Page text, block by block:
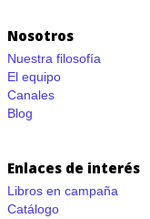
Nosotros
Nuestra filosofía
El equipo
Canales
Blog
Enlaces de interés
Libros en campaña
Catálogo